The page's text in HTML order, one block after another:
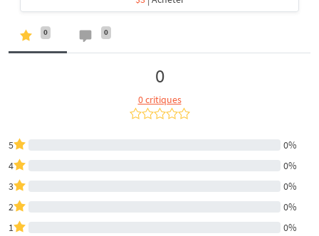
0 0
0
0 critiques
5
0%
4
0%
3
0%
2
0%
1
0%